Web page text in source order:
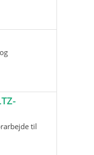
til